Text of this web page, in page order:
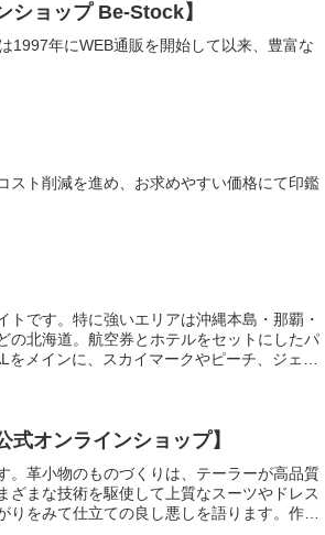
ショップ Be-Stock】
1997年にWEB通販を開始して以来、豊富な
スト削減を進め、お求めやすい価格にて印鑑
トです。特に強いエリアは沖縄本島・那覇・
の北海道。航空券とホテルをセットにしたパ
メインに、スカイマークやピーチ、ジェッ
オンラインショップ】
。革小物のものづくりは、テーラーが高品質
まな技術を駆使して上質なスーツやドレス
りをみて仕立ての良し悪しを語ります。作り